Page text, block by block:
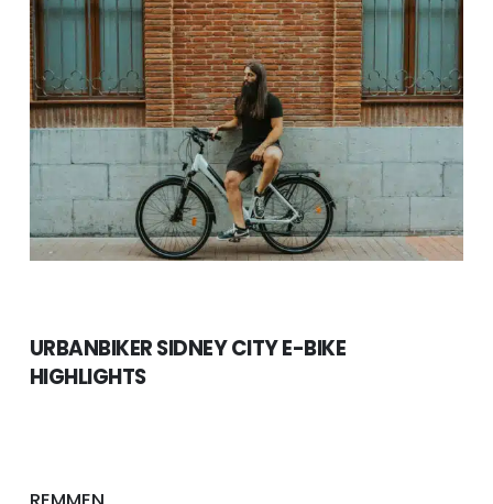
URBANBIKER SIDNEY CITY E-BIKE
HIGHLIGHTS